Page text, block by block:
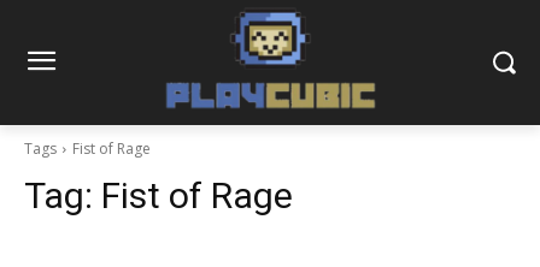
Tags Fist of Rage
Tag: Fist of Rage